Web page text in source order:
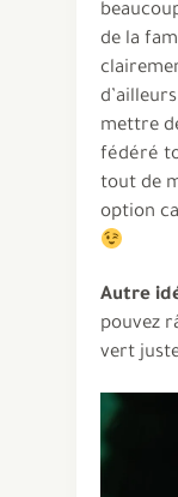
de la
mettre
fédéré
tout de
option
Autre
pouvez
vert